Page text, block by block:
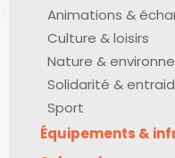
Animations &
Culture & loisirs
Nature &
Solidarité &
Sport
Équipements &